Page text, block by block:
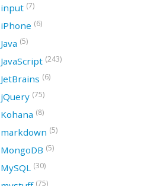
input (7)
iPhone (6)
Java (5)
JavaScript (243)
JetBrains (6)
jQuery (75)
Kohana (8)
markdown (5)
MongoDB (5)
MySQL (30)
(75)